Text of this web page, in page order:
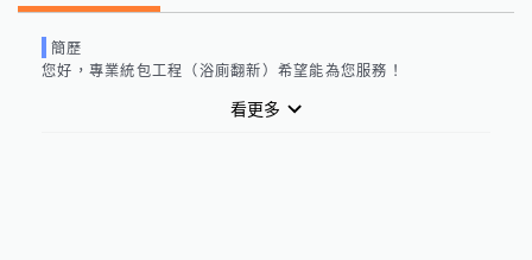
簡歷
您好， 專業統包工程（浴廁翻新） 希望能為您服務！
看更多